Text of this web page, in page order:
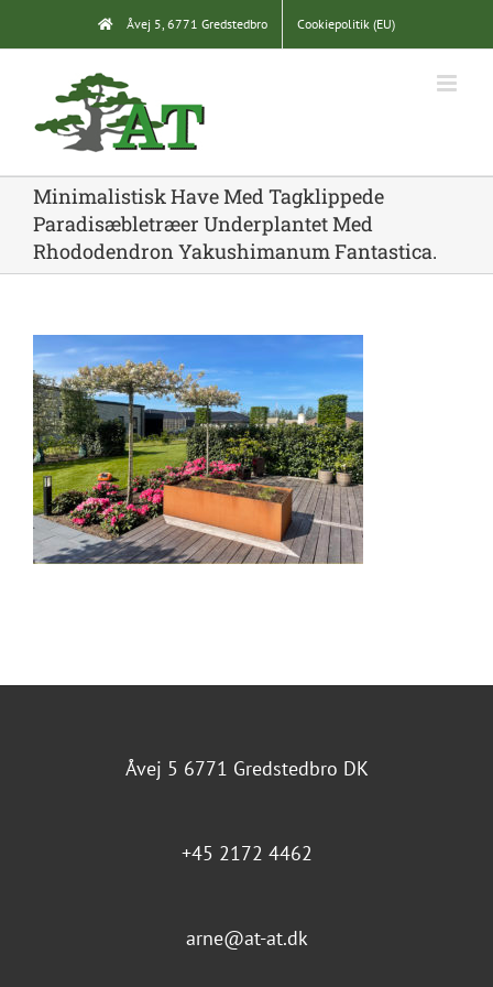
content
Åvej 5, 6771 Gredstedbro Cookiepolitik (EU)
Minimalistisk Have Med Tagklippede
Paradisæbletræer Underplantet Med
Rhododendron Yakushimanum Fantastica.
Åvej 5 6771 Gredstedbro DK
+45 2172 4462
arne@at-at.dk